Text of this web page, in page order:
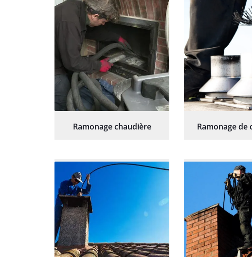
Ramonage chaudière Ramonage de
Intervention
propre pour le
débistrage. On
suite la différence
du tirage. Très